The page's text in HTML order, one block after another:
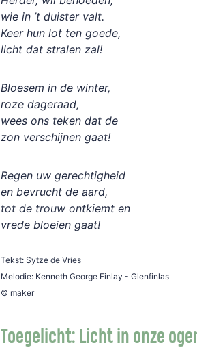
wie in ’t duister valt.
Keer hun lot ten goede,
licht dat stralen zal!
Bloesem in de winter,
roze dageraad,
wees ons teken dat de
zon verschijnen gaat!
Regen uw gerechtigheid
en bevrucht de aard,
tot de trouw ontkiemt en
vrede bloeien gaat!
Tekst: Sytze de Vries
Melodie: Kenneth George Finlay - Glenfinlas
© maker
Toegelicht: Licht in onze